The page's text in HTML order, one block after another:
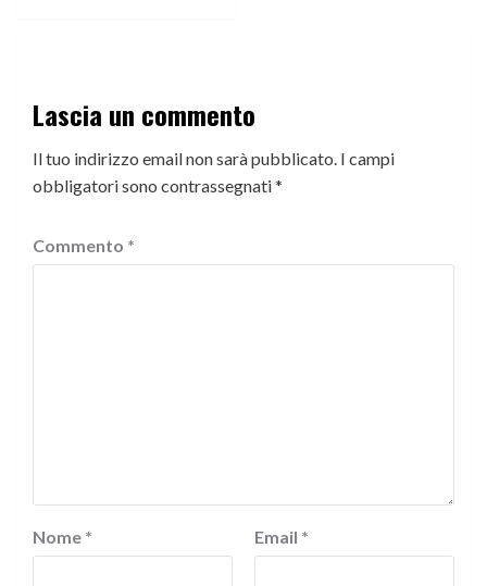
Lascia un commento
Il tuo indirizzo email non sarà pubblicato. I campi
obbligatori sono contrassegnati*
Commento *
Nome * Email *